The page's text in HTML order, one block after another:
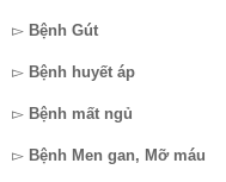
▻ Bệnh Gút
▻ Bệnh huyết áp
▻ Bệnh mất ngủ
▻ Bệnh Men gan, Mỡ máu